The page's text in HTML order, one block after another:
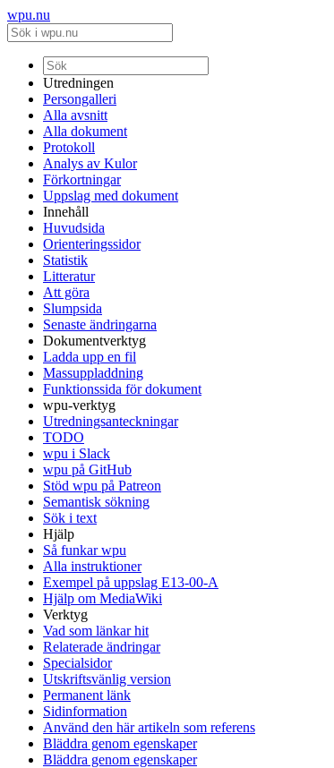
wpu.nu
Utredningen
Persongalleri
Alla avsnitt
Alla dokument
Protokoll
Analys av Kulor
Förkortningar
Uppslag med dokument
Innehåll
Huvudsida
Orienteringssidor
Statistik
Litteratur
Att göra
Slumpsida
Senaste ändringarna
Dokumentverktyg
Ladda upp en fil
Massuppladdning
Funktionssida för dokument
wpu-verktyg
Utredningsanteckningar
TODO
wpu i Slack
wpu på GitHub
Stöd wpu på Patreon
Semantisk sökning
Sök i text
Hjälp
Så funkar wpu
Alla instruktioner
Exempel på uppslag E13-00-A
Hjälp om MediaWiki
Verktyg
Vad som länkar hit
Relaterade ändringar
Specialsidor
Utskriftsvänlig version
Permanent länk
Sidinformation
Använd den här artikeln som referens
Bläddra genom egenskaper
Bläddra genom egenskaper